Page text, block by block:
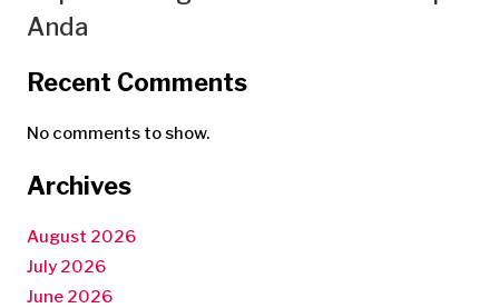
Anda
Recent Comments
No comments to show.
Archives
August 2026
July 2026
June 2026